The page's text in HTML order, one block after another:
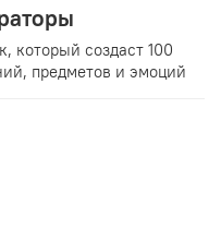
который создаст 100
предметов и эмоций